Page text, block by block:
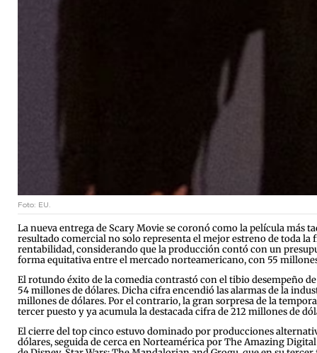
Foto: EU.
La nueva entrega de Scary Movie se coronó como la película más
resultado comercial no solo representa el mejor estreno de toda
rentabilidad, considerando que la producción contó con un
forma equitativa entre el mercado norteamericano, con 55
El rotundo éxito de la comedia contrastó con el tibio desempeño
54 millones de dólares. Dicha cifra encendió las alarmas de la
millones de dólares. Por el contrario, la gran sorpresa de la
tercer puesto y ya acumula la destacada cifra de 212 millones de
El cierre del top cinco estuvo dominado por producciones
dólares, seguida de cerca en Norteamérica por The Amazing